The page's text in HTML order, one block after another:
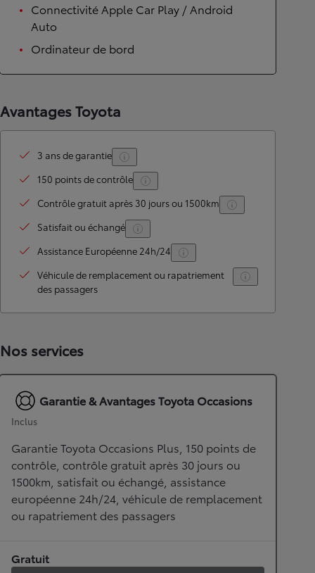
Connectivité Apple Car Play / Android
Auto
Ordinateur de bord
Avantages Toyota
3 ans de garantie
150 points de contrôle
Contrôle gratuit après 30 jours ou 1500km
Satisfait ou échangé
Assistance Européenne 24h/24
Véhicule de remplacement ou rapatriement
des passagers
Nos services
Garantie & Avantages Toyota Occasions
Inclus
Garantie Toyota Occasions Plus, 150 points de
contrôle, contrôle gratuit après 30 jours ou
1500km, satisfait ou échangé, assistance
européenne 24h/24, véhicule de remplacement
ou rapatriement des passagers
Gratuit